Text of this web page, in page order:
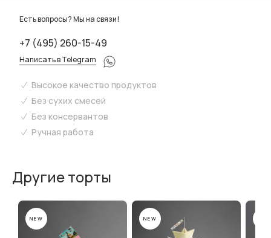
Есть вопросы? Мы на связи!
+7 (495) 260-15-49
Написать в Telegram
Высокое качество продуктов
Без сухих смесей
Без консервантов
Ручная работа
Другие торты
NEW NEW